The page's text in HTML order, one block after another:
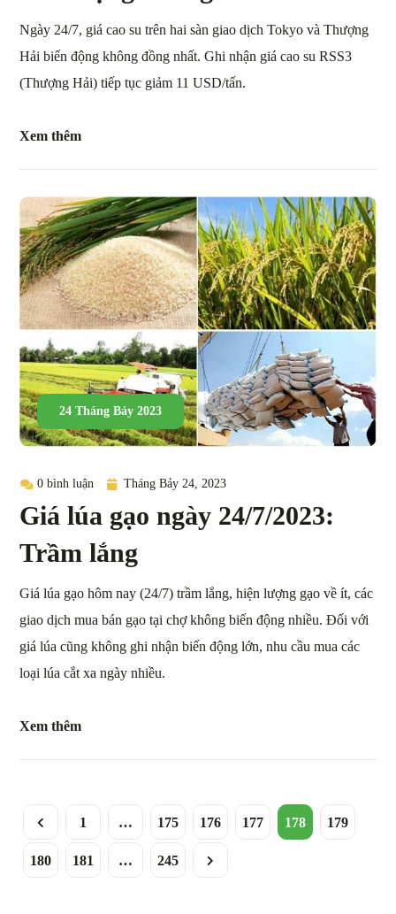
Ngày 24/7, giá cao su trên hai sàn giao dịch Tokyo và Thượng
Hải biến động không đồng nhất. Ghi nhận giá cao su RSS3
(Thượng Hải) tiếp tục giảm 11 USD/tấn.
Xem thêm
24 Tháng Bảy 2023
0 bình luận Tháng Bảy 24, 2023
Giá lúa gạo ngày 24/7/2023:
Trầm lắng
Giá lúa gạo hôm nay (24/7) trầm lắng, hiện lượng gạo về ít, các
giao dịch mua bán gạo tại chợ không biến động nhiều. Đối với
giá lúa cũng không ghi nhận biến động lớn, nhu cầu mua các
loại lúa cắt xa ngày nhiều.
Xem thêm
1 … 175 176 177 178 179
180 181 … 245